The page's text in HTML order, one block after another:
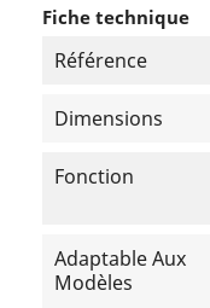
Fiche technique
Référence
Dimensions
Fonction
Adaptable Aux
Modèles